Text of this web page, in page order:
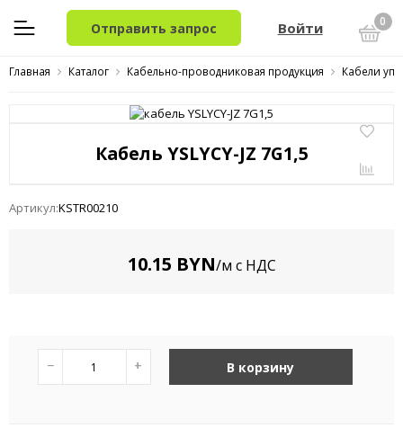
Отправить запрос Войти 0
Главная Каталог Кабельно-проводниковая продукция Кабели
Кабель YSLYCY-JZ 7G1,5
Артикул:KSTR00210
10.15 BYN/м с НДС
− + В корзину